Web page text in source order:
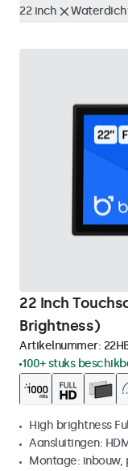
22 inch
22 Inch
Brightness)
Artikelnummer:
100+ stuks
High brightness
Aansluitingen:
Montage: inbouw,